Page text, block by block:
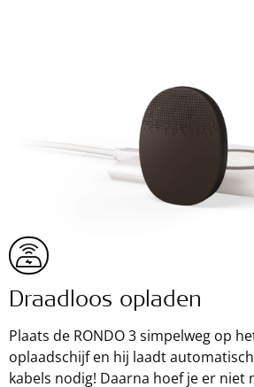
Draadloos opladen
Plaats de RONDO 3 simpelweg op
oplaadschijf en hij laadt
kabels nodig! Daarna hoef je er niet